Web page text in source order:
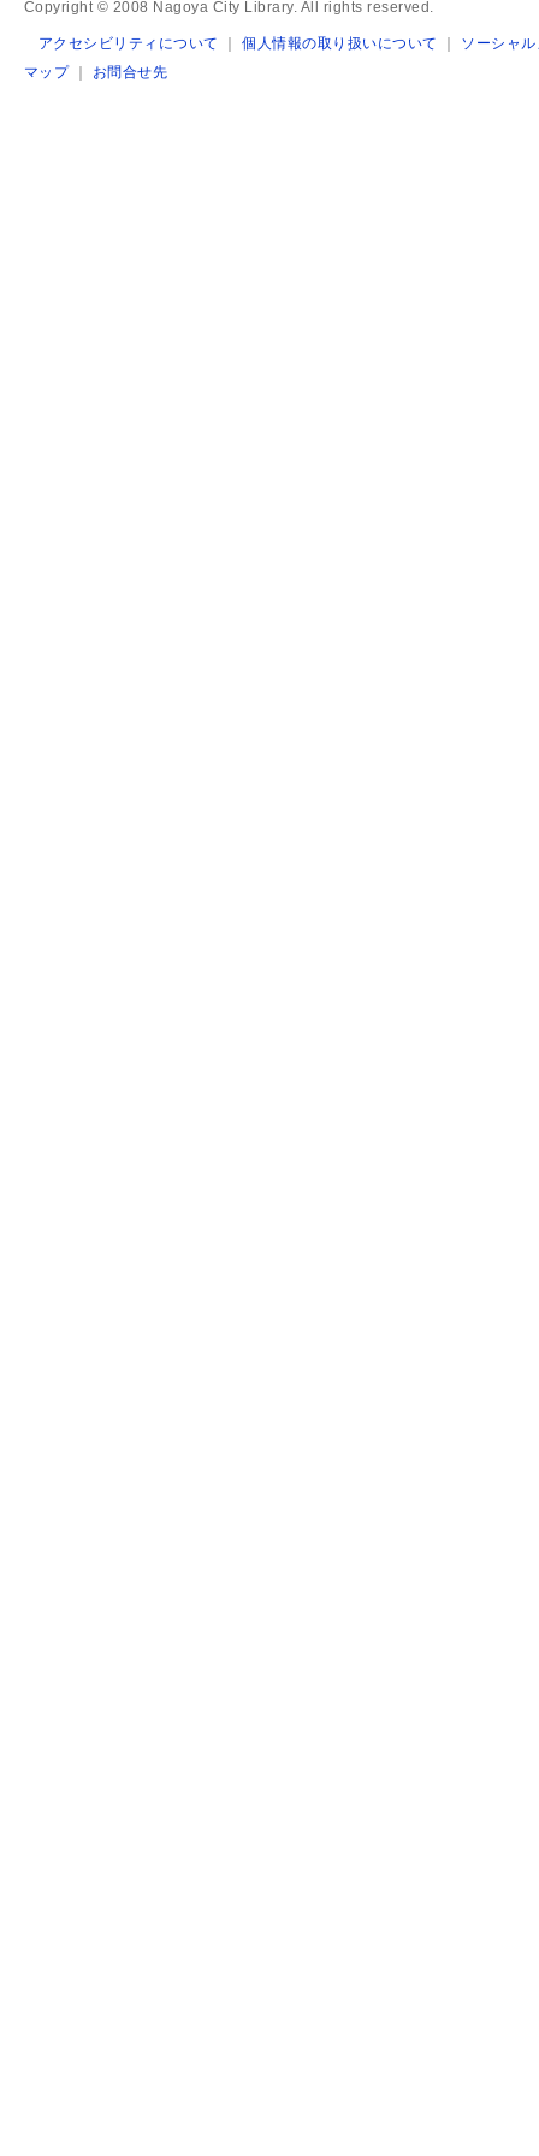
Copyright © 2008 Nagoya City Library. All rights reserved.
アクセシビリティについて ｜個人情報の取り扱いについて ｜ ソーシャ
マップ｜ お問合せ先